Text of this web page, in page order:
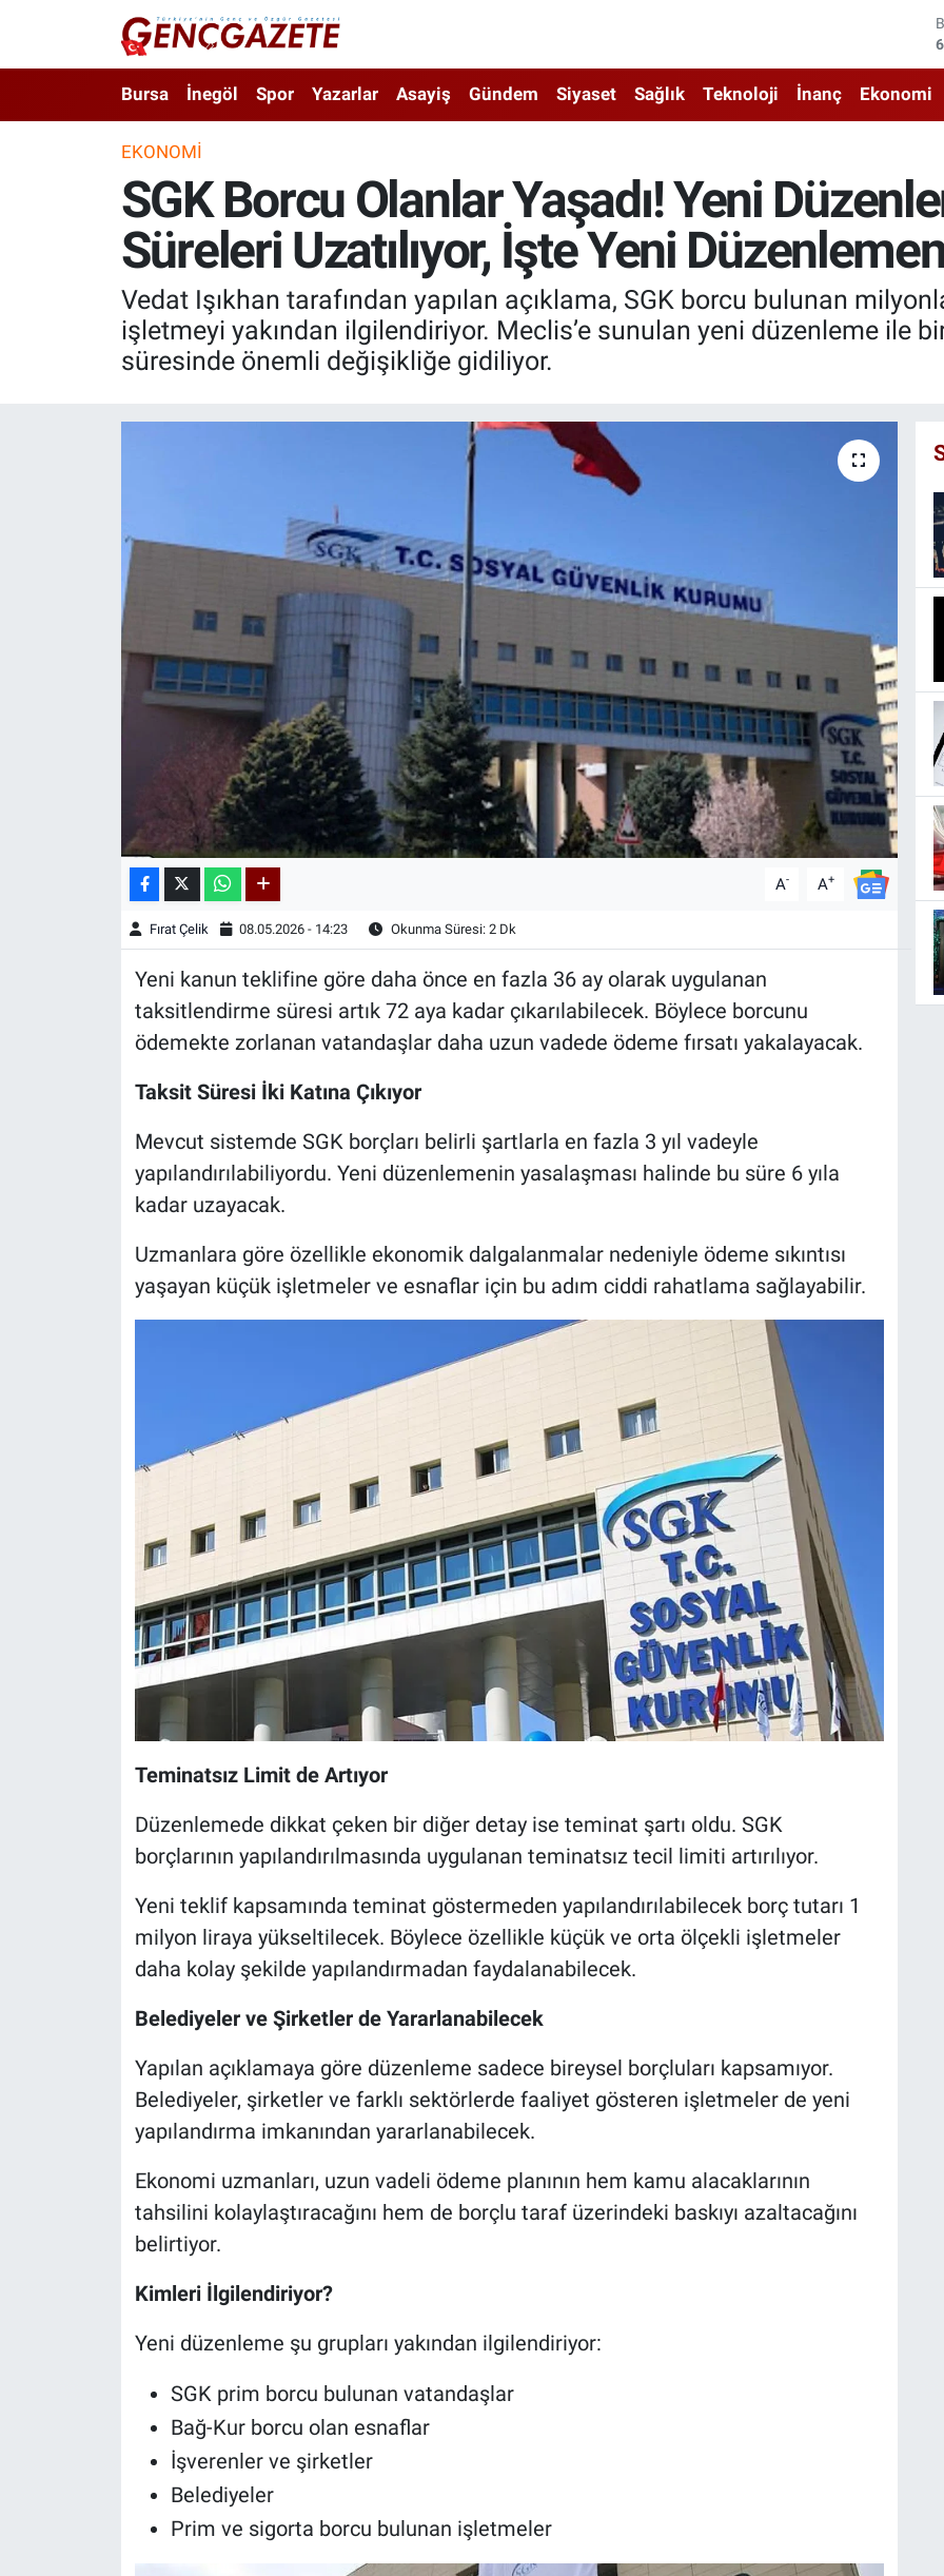
Bursa İnegöl Spor Yazarlar Asayiş Gündem Siyaset Sağlık Teknoloji İnanç Ekonomi
EKONOMI
SGK Borcu Olanlar Yaşadı! Yeni
Süreleri Uzatılıyor, İşte Yeni
Vedat Işıkhan tarafından yapılan açıklama, SGK borcu bulunan
işletmeyi yakından ilgilendiriyor. Meclis’e sunulan yeni düzenleme ile
süresinde önemli değişikliğe gidiliyor.
A- A+
Fırat Çelik 08.05.2026 - 14:23 Okunma Süresi: 2 Dk
Yeni kanun teklifine göre daha önce en fazla 36 ay olarak uygulanan
taksitlendirme süresi artık 72 aya kadar çıkarılabilecek. Böylece borcunu
ödemekte zorlanan vatandaşlar daha uzun vadede ödeme fırsatı yakalayacak.
Taksit Süresi İki Katına Çıkıyor
Mevcut sistemde SGK borçları belirli şartlarla en fazla 3 yıl vadeyle
yapılandırılabiliyordu. Yeni düzenlemenin yasalaşması halinde bu süre 6 yıla
kadar uzayacak.
Uzmanlara göre özellikle ekonomik dalgalanmalar nedeniyle ödeme sıkıntısı
yaşayan küçük işletmeler ve esnaflar için bu adım ciddi rahatlama sağlayabilir.
Teminatsız Limit de Artıyor
Düzenlemede dikkat çeken bir diğer detay ise teminat şartı oldu. SGK
borçlarının yapılandırılmasında uygulanan teminatsız tecil limiti artırılıyor.
Yeni teklif kapsamında teminat göstermeden yapılandırılabilecek borç tutarı 1
milyon liraya yükseltilecek. Böylece özellikle küçük ve orta ölçekli işletmeler
daha kolay şekilde yapılandırmadan faydalanabilecek.
Belediyeler ve Şirketler de Yararlanabilecek
Yapılan açıklamaya göre düzenleme sadece bireysel borçluları kapsamıyor.
Belediyeler, şirketler ve farklı sektörlerde faaliyet gösteren işletmeler de yeni
yapılandırma imkanından yararlanabilecek.
Ekonomi uzmanları, uzun vadeli ödeme planının hem kamu alacaklarının
tahsilini kolaylaştıracağını hem de borçlu taraf üzerindeki baskıyı azaltacağını
belirtiyor.
Kimleri İlgilendiriyor?
Yeni düzenleme şu grupları yakından ilgilendiriyor:
SGK prim borcu bulunan vatandaşlar
Bağ-Kur borcu olan esnaflar
İşverenler ve şirketler
Belediyeler
Prim ve sigorta borcu bulunan işletmeler
3.SAYFA
Ekonomi
Kültür & Sanat
Astroloji-Rüya
Nöbetçi Eczaneler
Trafik Durumu
Süper Lig Puan Durumu ve Fikstür
Tüm Manşetler
Son Dakika Haberleri